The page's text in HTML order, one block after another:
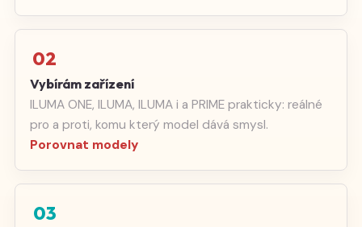
02
Vybírám zařízení
ILUMA ONE, ILUMA, ILUMA i a PRIME prakticky: reálné
pro a proti, komu který model dává smysl.
Porovnat modely
03